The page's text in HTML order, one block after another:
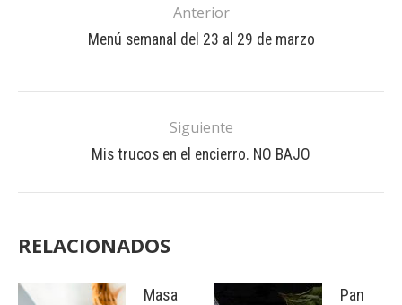
Anterior
Menú semanal del 23 al 29 de marzo
Siguiente
Mis trucos en el encierro. NO BAJO
RELACIONADOS
Masa
Pan